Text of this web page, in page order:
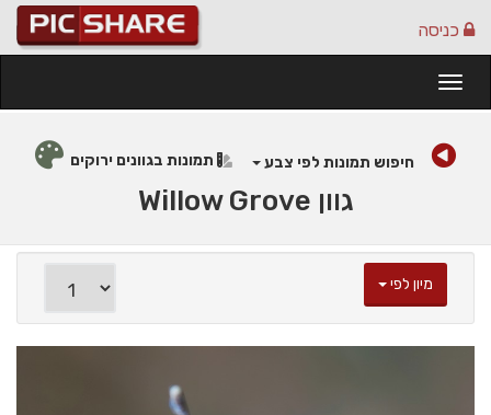
כניסה
חיפוש תמונות לפי צבע תמונות בגוונים ירוקים
גוון Willow Grove
מיון לפי